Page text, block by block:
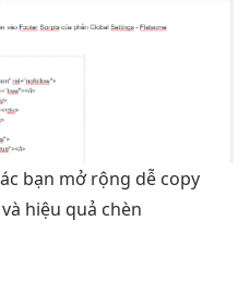
bạn mở rộng dễcopy
hiệu quả chèn